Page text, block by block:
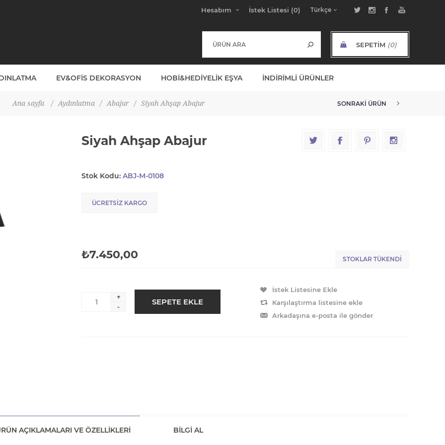
Hesabım İstek Listesi (0)
SEPETIM (0)
EV&OFIS DEKORASYON HOBI&HEDIYELIK EŞYA İNDIRIMLI ÜRÜNLER
Ana sayfa / Aydınlatma / Abajur / Siyah Ahşap Abajur SONRAKI ÜRÜN
Siyah Ahşap Abajur
Stok Kodu: ABJ-M-0108
ÜCRETSIZ KARGO
₺7.450,00 STOKLAR TÜKENDI
+
-
AÇIKLAMALARI VE ÖZELLIKLERI BILGI AL